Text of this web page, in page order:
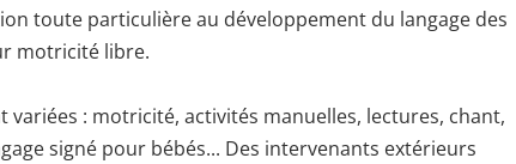
toute particulière au développement du langage des
motricité libre.
variées : motricité, activités manuelles, lectures, chant,
signé pour bébés... Des intervenants extérieurs